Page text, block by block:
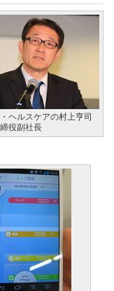
ヘルスケアの村上亨司
役副社長